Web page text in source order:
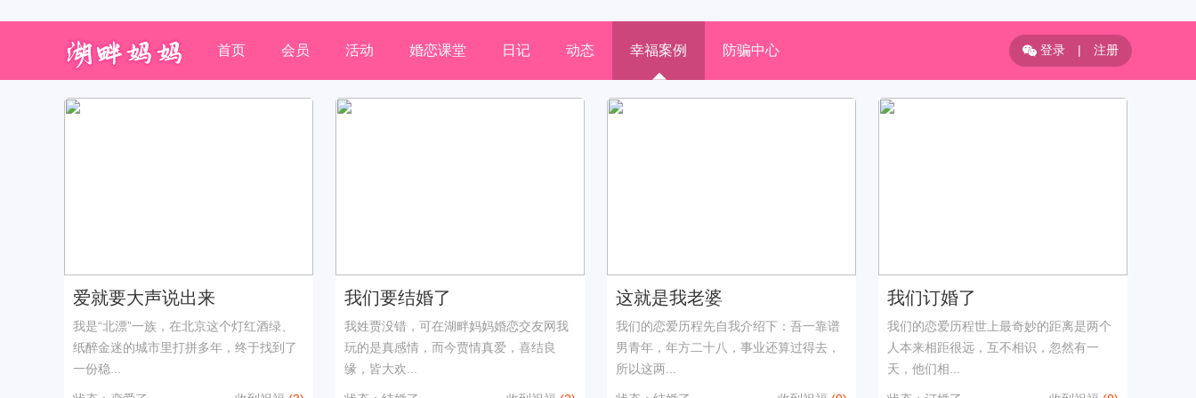
首页 会员 活动 婚恋课堂 日记 动态 幸福案例 防骗中心 登录 | 注册
爱就要大声说出来
我是“北漂”一族，在北京这个灯红酒绿、
纸醉金迷的城市里打拼多年，终于找到了
一份稳...
我们要结婚了
我姓贾没错，可在湖畔妈妈婚恋交友网我
玩的是真感情，而今贾情真爱，喜结良
缘，皆大欢...
这就是我老婆
我们的恋爱历程先自我介绍下：吾一靠谱
男青年，年方二十八，事业还算过得去，
所以这两...
我们订婚了
我们的恋爱历程世上最奇妙的距离是两个
人本来相距很远，互不相识，忽然有一
天，他们相...